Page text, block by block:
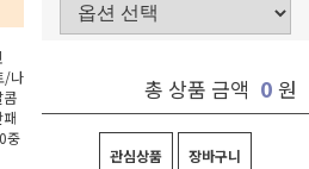
/나
중
총 상품 금액 0 원
관심상품 장바구니